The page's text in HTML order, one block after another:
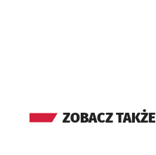
ZOBACZ TAKŻE